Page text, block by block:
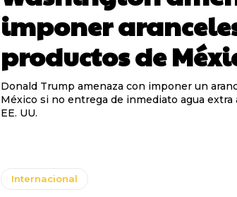
imponer
productos de
Donald Trump amenaza con imponer un
México si no entrega de inmediato agua extra
EE. UU.
Internacional